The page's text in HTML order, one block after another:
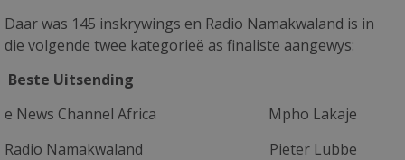
Daar was 145 inskrywings en Radio Namakwaland is in
die volgende twee kategorieë as finaliste aangewys:
Beste Uitsending
e News Channel Africa Mpho Lakaje
Radio Namakwaland Pieter Lubbe